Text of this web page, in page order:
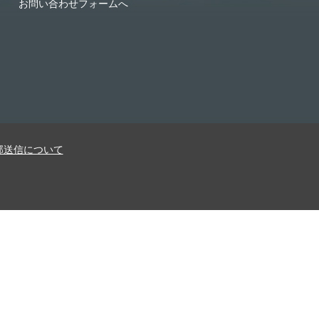
お問い合わせフォームへ
信について